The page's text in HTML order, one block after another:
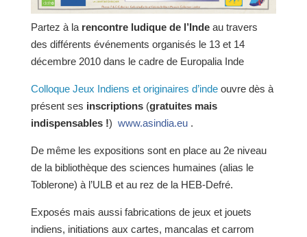
Partez à la rencontre ludique de l’Indeau travers
des différents événements organisés le 13 et 14
décembre 2010 dans le cadre de Europalia Inde
Colloque Jeux Indiens et originaires d’inde ouvre dès à
présent ses inscriptions (gratuites mais
indispensables !) www.asindia.eu.
De même les expositions sont en place au 2e niveau
de la bibliothèque des sciences humaines (alias le
Toblerone) à l’ULB et au rez de la HEB-Defré.
Exposés mais aussi fabrications de jeux et jouets
indiens, initiations aux cartes, mancalas et carrom